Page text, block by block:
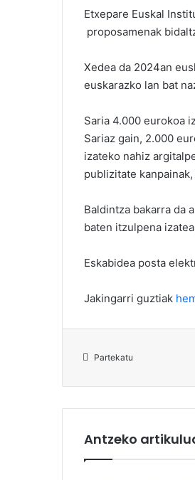
Etxepare Euskal
proposamenak
Xedea da 2024an
euskarazko lan bat
Saria 4.000 eurokoa
Sariaz gain, 2.000
izateko nahiz
publizitate
Baldintza bakarra da
baten itzulpena
Eskabidea posta
Jakingarri guztiak
Partekatu
Antzeko